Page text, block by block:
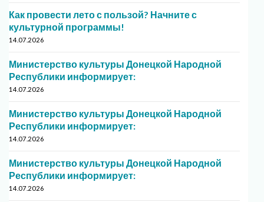
Как провести лето с пользой? Начните с
культурной программы!
14.07.2026
Министерство культуры Донецкой Народной
Республики информирует:
14.07.2026
Министерство культуры Донецкой Народной
Республики информирует:
14.07.2026
Министерство культуры Донецкой Народной
Республики информирует:
14.07.2026